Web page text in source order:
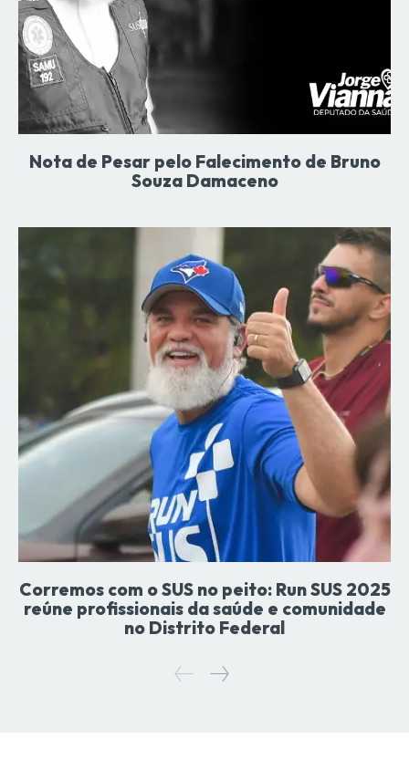
Nota de Pesar pelo Falecimento de Bruno
Souza Damaceno
Corremos com o SUS no peito: Run SUS 2025
reúne profissionais da saúde e comunidade
no Distrito Federal